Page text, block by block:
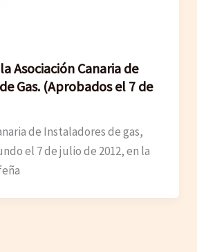
Asociación Canaria de
Gas. (Aprobados el 7 de
de Instaladores de gas,
el 7 de julio de 2012, en la